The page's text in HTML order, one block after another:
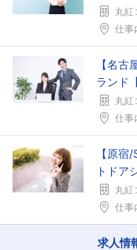
丸紅
仕事
【名
ランド
丸紅
仕事
【原
トドア
丸紅
仕事
求人情